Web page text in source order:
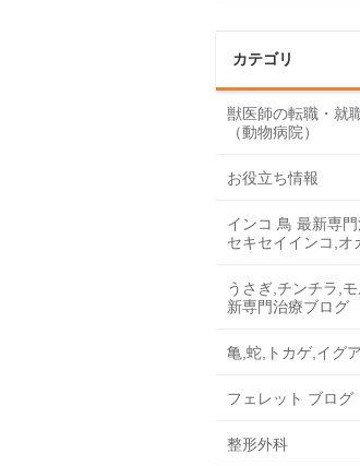
カテゴリ
獣医師の転職・就
（動物病院）
お役立ち情報
インコ 鳥 最新専門
セキセイインコ,オ
うさぎ,チンチラ,
新専門治療ブログ
亀,蛇,トカゲ,イグ
フェレット ブログ
整形外科